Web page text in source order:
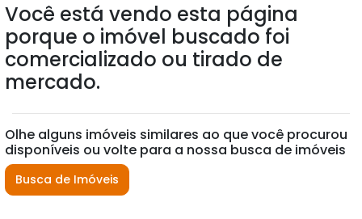
Você está vendo esta página
porque o imóvel buscado foi
comercializado ou tirado de
mercado.
Olhe alguns imóveis similares ao que você procurou
disponíveis ou volte para a nossa busca de imóveis
Busca de Imóveis